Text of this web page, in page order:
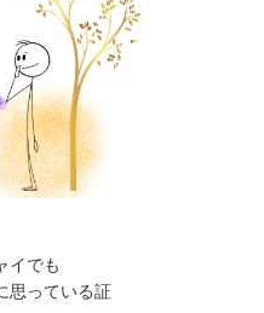
イでも
思っている証